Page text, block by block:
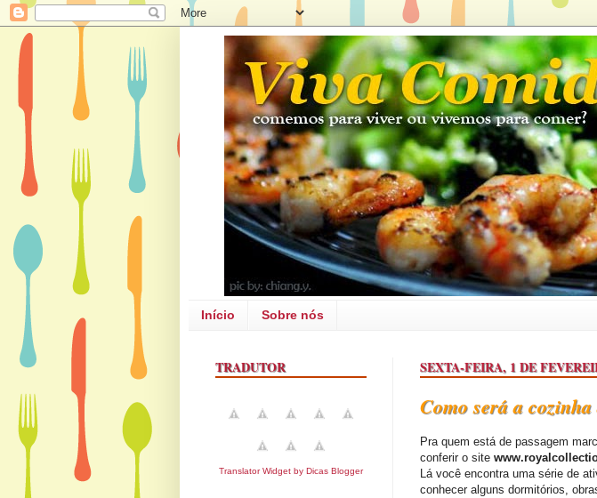
Início Sobre nós
SEXTA-FEIRA, 1 DE
Como será a
Pra quem está de passagem
conferir o site
Lá você encontra uma série de
conhecer alguns dormitórios,
TRADUTOR
Translator Widget by Dicas Blogger